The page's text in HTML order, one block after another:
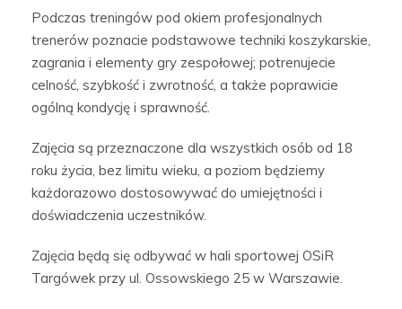
Podczas treningów pod okiem profesjonalnych
trenerów poznacie podstawowe techniki koszykarskie,
zagrania i elementy gry zespołowej; potrenujecie
celność, szybkość i zwrotność, a także poprawicie
ogólną kondycję i sprawność.
Zajęcia są przeznaczone dla wszystkich osób od 18
roku życia, bez limitu wieku, a poziom będziemy
każdorazowo dostosowywać do umiejętności i
doświadczenia uczestników.
Zajęcia będą się odbywać w hali sportowej OSiR
Targówek przy ul. Ossowskiego 25 w Warszawie.